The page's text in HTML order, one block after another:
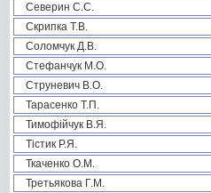
Северин С.С.
Скрипка Т.В.
Соломчук Д.В.
Стефанчук М.О.
Струневич В.О.
Тарасенко Т.П.
Тимофійчук В.Я.
Тістик Р.Я.
Ткаченко О.М.
Третьякова Г.М.